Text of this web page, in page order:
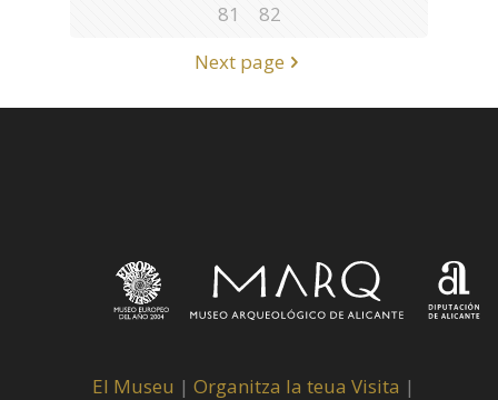
81
82
Next page
El Museu | Organitza la teua Visita |